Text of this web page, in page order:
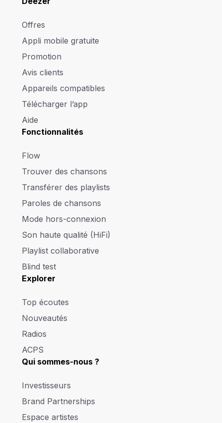
Offres
Appli mobile gratuite
Promotion
Avis clients
Appareils compatibles
Télécharger l’app
Aide
Fonctionnalités
Flow
Trouver des chansons
Transférer des playlists
Paroles de chansons
Mode hors-connexion
Son haute qualité (HiFi)
Playlist collaborative
Blind test
Explorer
Top écoutes
Nouveautés
Radios
ACPS
Qui sommes-nous ?
Investisseurs
Brand Partnerships
Espace artistes